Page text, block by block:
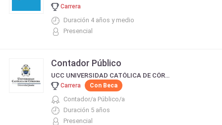
Carrera
Duración 4 años y medio
Presencial
Contador Público
UCC UNIVERSIDAD CATÓLICA DE CÓRDOBA
Carrera Con Beca
Contador/a Público/a
Duración 5 años
Presencial